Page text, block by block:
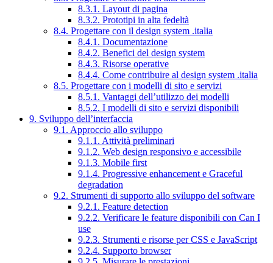
8.3.1. Layout di pagina
8.3.2. Prototipi in alta fedeltà
8.4. Progettare con il design system .italia
8.4.1. Documentazione
8.4.2. Benefici del design system
8.4.3. Risorse operative
8.4.4. Come contribuire al design system .italia
8.5. Progettare con i modelli di sito e servizi
8.5.1. Vantaggi dell’utilizzo dei modelli
8.5.2. I modelli di sito e servizi disponibili
9. Sviluppo dell’interfaccia
9.1. Approccio allo sviluppo
9.1.1. Attività preliminari
9.1.2. Web design responsivo e accessibile
9.1.3. Mobile first
9.1.4. Progressive enhancement e Graceful
degradation
9.2. Strumenti di supporto allo sviluppo del software
9.2.1. Feature detection
9.2.2. Verificare le feature disponibili con Can I
use
9.2.3. Strumenti e risorse per CSS e JavaScript
9.2.4. Supporto browser